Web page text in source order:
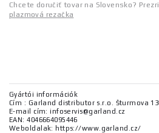
Chcete doručiť tovar na Slovensko?
plazmová rezačka
Gyártói információk
Cím : Garland distributor s.r.o. Šturmova
E-mail cím: infoservis@garland.cz
EAN: 4046664095446
Weboldalak: https://www.garland.cz/